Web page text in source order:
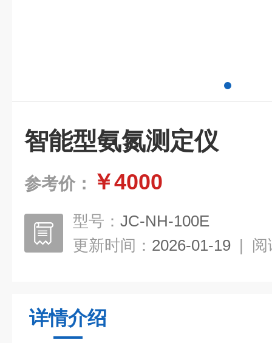
智能型氨氮测定仪
参考价： ￥4000
型号： JC-NH-100E
更新时间： 2026-01-19 | 阅
详情介绍